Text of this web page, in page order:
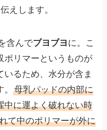
えします。
含んでブヨブヨ に。こ
ポリマーというものが
るため、水分が含ま
。母乳パッドの内部に
中に運よく破れない時
て中のポリマーが外に